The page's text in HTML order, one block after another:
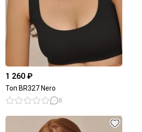
1 260 ₽
Топ BR327 Nero
0